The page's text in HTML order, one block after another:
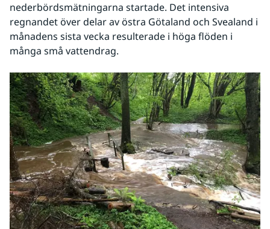
nederbördsmätningarna startade. Det intensiva
regnandet över delar av östra Götaland och Svealand i
månadens sista vecka resulterade i höga flöden i
många små vattendrag.